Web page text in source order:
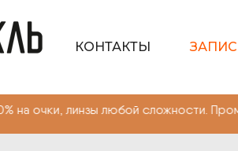
КОНТАКТЫ
любой сложности.